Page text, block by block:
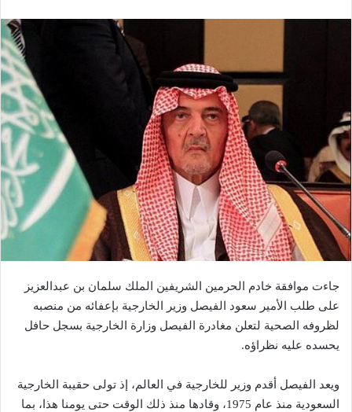
جاءت موافقة خادم الحرمين الشريفين الملك سلمان بن عبدالعزيز
على طلب الأمير سعود الفيصل وزير الخارجية بإعفائه من منصبه
لظروفه الصحية لتعلن مغادرة الفيصل وزارة الخارجية بسجل حافل
يحسده عليه نظراؤه.
ويعد الفيصل أقدم وزير للخارجية في العالم، إذ تولى حقيبة الخارجية
السعودية منذ عام 1975، وقادها منذ ذلك الوقت حتى يومنا هذا، بما